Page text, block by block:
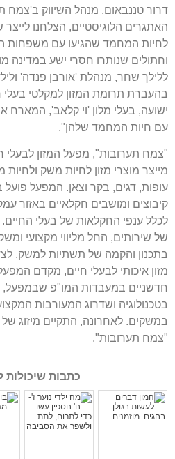
דרור טננבאום, מנהל השיווק ב'צמח
האתגרים הלוגיסטיים, הצלחנו לייצר
לחיות המחמד שהגיעו עם משפחות
וחתולים שנותרו חסרי ישע במדינה
ללילך שחר, מנהלת 'אורבן פנדה'
בהעברת תרומת המזון למקלטי בעלי
ישועה, בעלי מלון 'וי קלאב', המארח
עם חיות המחמד שלהן".
"צמח תערובות", מפעל המזון לבעלי
מייצר מוצרי מזון לחיות משק
עופות, דגים, בקר וצאן. המפעל פועל
קיבוצים ומושבים חקלאיים באזור
לכלל ענפי החקלאות של בעלי החיים.
של שירותים, החל מליווי מקצועי
בתכנון והקמה של תשתיות למשק.
מזון איכותי לבעלי חיים, מקדם המפעל
חדשניים במעבדות המו"פ שבמפעל,
בטכנולוגיה ושדרוג המעורבות
במשקים. לאחרונה, התקיים מיזוג
"צמח תערובות".
כתבות שיכולות